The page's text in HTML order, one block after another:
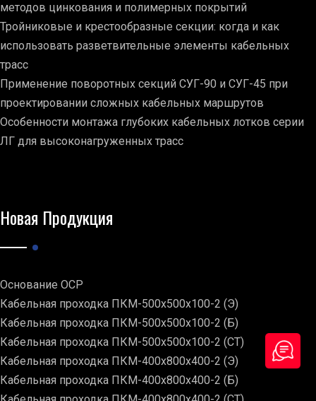
методов цинкования и полимерных покрытий
Тройниковые и крестообразные секции: когда и как
использовать разветвительные элементы кабельных
трасс
Применение поворотных секций СУГ-90 и СУГ-45 при
проектировании сложных кабельных маршрутов
Особенности монтажа глубоких кабельных лотков серии
ЛГ для высоконагруженных трасс
Новая Продукция
Основание ОСР
Кабельная проходка ПКМ-500х500х100-2 (Э)
Кабельная проходка ПКМ-500х500х100-2 (Б)
Кабельная проходка ПКМ-500х500х100-2 (СТ)
Кабельная проходка ПКМ-400х800х400-2 (Э)
Кабельная проходка ПКМ-400х800х400-2 (Б)